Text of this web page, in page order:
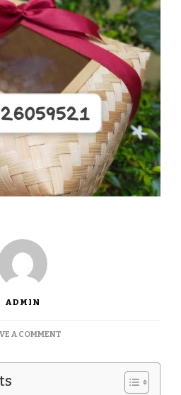
ADMIN
A COMMENTON
BESEK